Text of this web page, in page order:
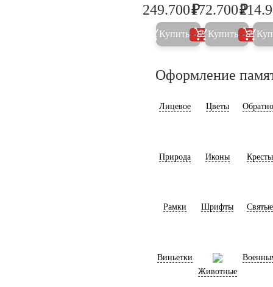
262.800
249.700₽
Купить 5%
172.700₽
Купить 5%
Оформление
Лицевое Цветы
Природа Иконы Кресты
Рамки Шрифты Святые
Виньетки
Животные